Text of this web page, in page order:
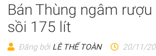
Bán Thùng ngâm
sồi 175 lít
Đăng bởi LÊ THẾ TOÀN 20/11/